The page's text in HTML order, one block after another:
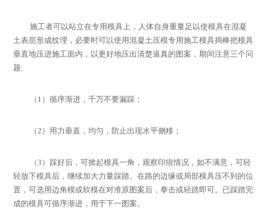
施工者可以站立在专用模具上，人体自身重量足以使模具在混凝
土表层形成纹理，必要时可以使用混凝土压模专用施工模具捣棒把模具
垂直地压进施工面内，以更好地压出清楚逼真的图案，期间注意三个问
题:
（ 1 ）循序渐进，千万不要漏踩；
（ 2 ）用力垂直，均匀，防止出现水平侧移；
（3 ）踩好后，可掀起模具一角，观察印痕情况，如不满意，可轻
轻放下模具后，继续加大力量踩踏。在路的边缘或局部模具压不到的位
置，可选用边角模或软模在对准原图案后，拳击或轻踏即可。已踩踏完
成的模具可循序渐进，用于下一图案。